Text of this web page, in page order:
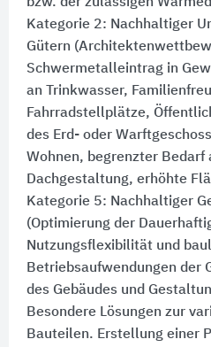
Kategorie 2:​ Nachhaltiger
Gütern
Schwermetalleintrag in
an Trinkwasser,
Fahrradstellplätze,
des Erd- oder
Wohnen, begrenzter Bedarf
Dachgestaltung, erhöhte
Kategorie 5:​ Nachhaltiger
(Optimierung der
Nutzungsflexibilität und
Betriebsaufwendungen der
des Gebäudes und
Besondere Lösungen zur
Bauteilen. Erstellung einer